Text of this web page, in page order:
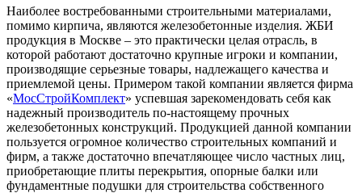
Наиболее востребованными строительными материалами,
помимо кирпича, являются железобетонные изделия. ЖБИ
продукция в Москве – это практически целая отрасль, в
которой работают достаточно крупные игроки и компании,
производящие серьезные товары, надлежащего качества и
приемлемой цены. Примером такой компании является фирма
«МосСтройКомплект» успевшая зарекомендовать себя как
надежный производитель по-настоящему прочных
железобетонных конструкций. Продукцией данной компании
пользуется огромное количество строительных компаний и
фирм, а также достаточно впечатляющее число частных лиц,
приобретающие плиты перекрытия, опорные балки или
фундаментные подушки для строительства собственного